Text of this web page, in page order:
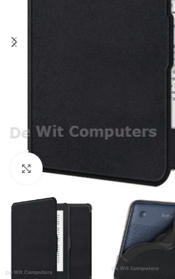
Click to enlarge